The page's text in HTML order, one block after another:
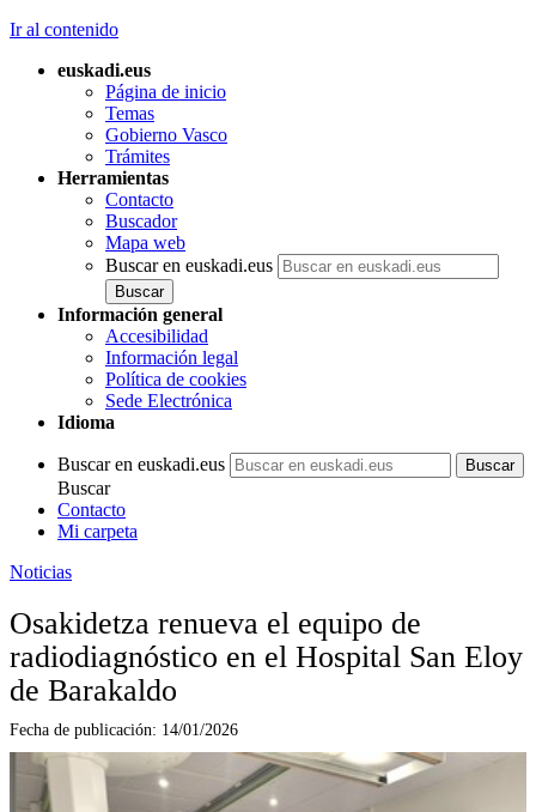
Ir al contenido
euskadi.eus
Página de inicio
Temas
Gobierno Vasco
Trámites
Herramientas
Contacto
Buscador
Mapa web
Buscar en euskadi.eus
Información general
Accesibilidad
Información legal
Política de cookies
Sede Electrónica
Idioma
Buscar en euskadi.eus
Buscar
Contacto
Mi carpeta
Noticias
Osakidetza renueva el equipo de
radiodiagnóstico en el Hospital San Eloy
de Barakaldo
Fecha de publicación: 14/01/2026